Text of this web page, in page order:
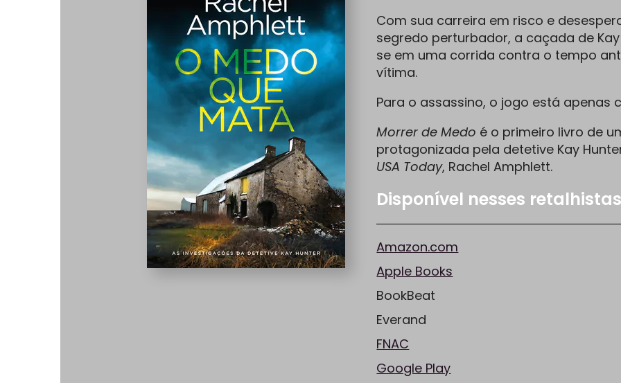
Com sua carreira em risco e
segredo perturbador, a caçada de
se em uma corrida contra o tempo
vítima.
Para o assassino, o jogo está apenas
Morrer de Medo é o primeiro livro de
protagonizada pela detetive Kay
USA Today, Rachel Amphlett.
Disponível nesses
Amazon.com
Apple Books
BookBeat
Everand
FNAC
Google Play